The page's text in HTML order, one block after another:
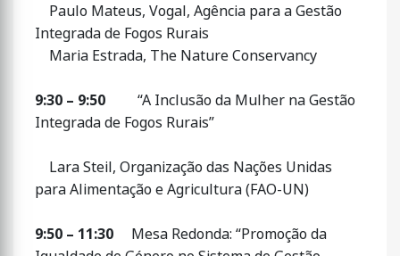
Paulo Mateus, Vogal, Agência para a Gestão
Integrada de Fogos Rurais
Maria Estrada, The Nature Conservancy
9:30 – 9:50
“A Inclusão da Mulher na Gestão
Integrada de Fogos Rurais”
Lara Steil, Organização das Nações Unidas
para Alimentação e Agricultura (FAO-UN)
9:50 – 11:30 Mesa Redonda: “Promoção da